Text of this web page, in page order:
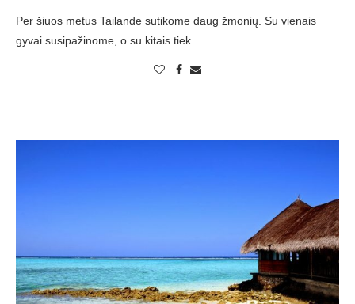
Per šiuos metus Tailande sutikome daug žmonių. Su vienais
gyvai susipažinome, o su kitais tiek …